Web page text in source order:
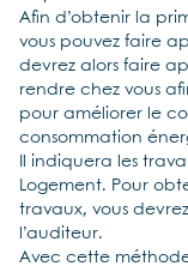
Afin d’obtenir la
vous pouvez faire
devrez alors faire
rendre chez vous
pour améliorer le
consommation
Il indiquera les
Logement. Pour
travaux, vous
l’auditeur.
Avec cette